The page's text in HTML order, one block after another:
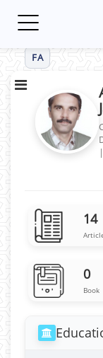
Toggle
FA
|
14
0
Book